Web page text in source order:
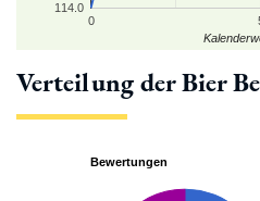
0
114.0
Verteilung der Bier
Bewertungen